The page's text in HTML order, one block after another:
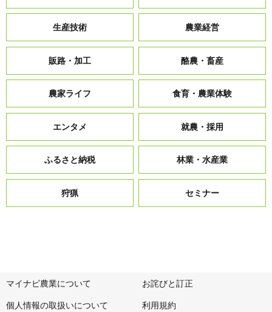
生産技術 農業経営
販路・加工 酪農・畜産
農家ライフ 食育・農業体験
エンタメ 就農・採用
ふるさと納税 林業・水産業
狩猟 セミナー
マイナビ農業について お詫びと訂正
個人情報の取扱いについて 利用規約